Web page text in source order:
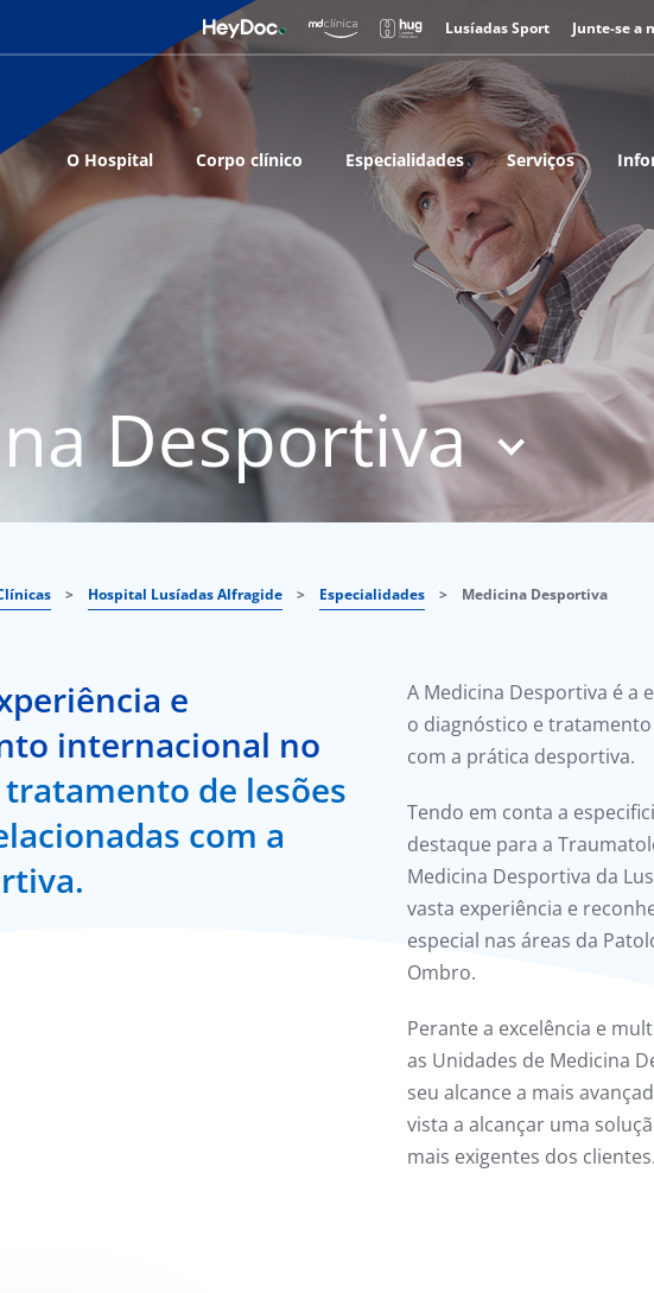
Lusíadas Sport Junte-se a
O Hospital Corpo clínico Especialidades Serviços
Desportiva
> Hospital Lusíadas Alfragide > Especialidades > Medicina Desportiva
e
internacional no
de lesões
com a
A Medicina Desportiva é a
o diagnóstico e
com a prática desportiva.
Tendo em conta a
destaque para a
Medicina Desportiva da
vasta experiência e
especial nas áreas da
Ombro.
Perante a excelência e
as Unidades de Medicina
seu alcance a mais
vista a alcançar uma
mais exigentes dos clientes.